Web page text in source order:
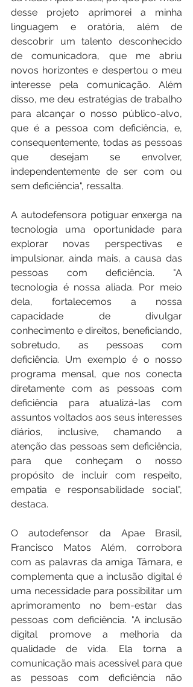
desse projeto aprimorei a minha
linguagem e oratória, além de
descobrir um talento desconhecido
de comunicadora, que me abriu
novos horizontes e despertou o meu
interesse pela comunicação. Além
disso, me deu estratégias de trabalho
para alcançar o nosso público-alvo,
que é a pessoa com deficiência, e,
consequentemente, todas as pessoas
que desejam se envolver,
independentemente de ser com ou
sem deficiência", ressalta.
A autodefensora potiguar enxerga na
tecnologia uma oportunidade para
explorar novas perspectivas e
impulsionar, ainda mais, a causa das
pessoas com deficiência. "A
tecnologia é nossa aliada. Por meio
dela, fortalecemos a nossa
capacidade de divulgar
conhecimento e direitos, beneficiando,
sobretudo, as pessoas com
deficiência. Um exemplo é o nosso
programa mensal, que nos conecta
diretamente com as pessoas com
deficiência para atualizá-las com
assuntos voltados aos seus interesses
diários, inclusive, chamando a
atenção das pessoas sem deficiência,
para que conheçam o nosso
propósito de incluir com respeito,
empatia e responsabilidade social",
destaca.
O autodefensor da Apae Brasil,
Francisco Matos Além, corrobora
com as palavras da amiga Tâmara, e
complementa que a inclusão digital é
uma necessidade para possibilitar um
aprimoramento no bem-estar das
pessoas com deficiência. "A inclusão
digital promove a melhoria da
qualidade de vida. Ela torna a
comunicação mais acessível para que
as pessoas com deficiência não